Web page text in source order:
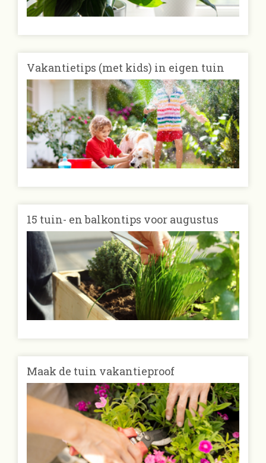
Vakantietips (met kids) in eigen tuin
15 tuin- en balkontips voor augustus
Maak de tuin vakantieproof